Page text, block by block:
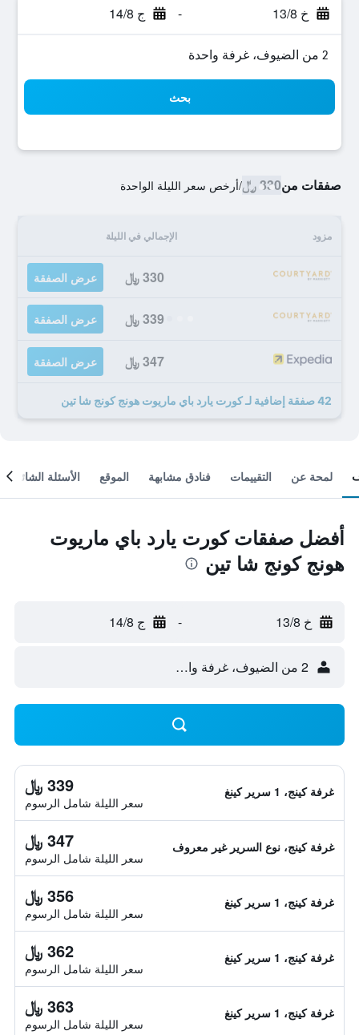
خ 13/8 - ج 14/8
2 من الضيوف، غرفة واحدة
بحث
صفقات من330 ﷼ /أرخص سعر الليلة الواحدة
مزود الإجمالي في الليلة
330 ﷼ عرض الصفقة
339 ﷼ عرض الصفقة
347 ﷼ عرض الصفقة
42 صفقة إضافية لـ كورت يارد باي ماريوت هونج كونج شا تين
لمحة عن التقييمات فنادق مشابهة الموقع الأسئلة الشائعة
أفضل صفقات كورت يارد باي ماريوت
هونج كونج شا تين
خ 13/8 - ج 14/8
2 من الضيوف، غرفة واحدة
غرفة كينج، 1 سرير كينغ 339 ﷼
سعر الليلة شامل الرسوم
غرفة كينج، نوع السرير غير معروف 347 ﷼
سعر الليلة شامل الرسوم
غرفة كينج، 1 سرير كينغ 356 ﷼
سعر الليلة شامل الرسوم
غرفة كينج، 1 سرير كينغ 362 ﷼
سعر الليلة شامل الرسوم
غرفة كينج، 1 سرير كينغ 363 ﷼
سعر الليلة شامل الرسوم